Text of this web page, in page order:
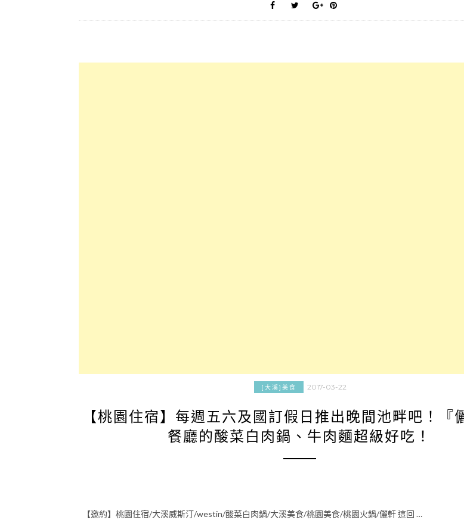
[大溪]美食 2017-03-22
【桃園住宿】每週五六及國訂假日推出晚間池畔吧！『
餐廳的酸菜白肉鍋、牛肉麵超級好吃！
【邀約】桃園住宿/大溪威斯汀/westin/酸菜白肉鍋/大溪美食/桃園美食/桃園火鍋/儷軒 這回 …